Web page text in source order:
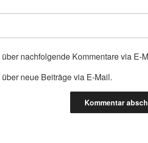
nachfolgende Kommentare via E-
neue Beiträge via E-Mail.